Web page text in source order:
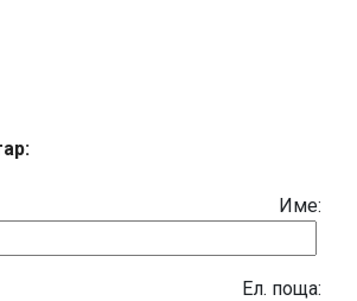
Име:
Eл. поща: